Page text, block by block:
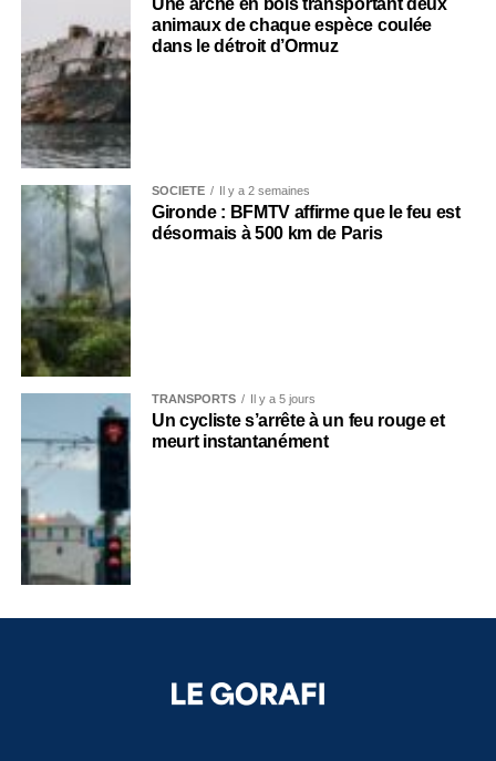
Une arche en bois transportant deux
animaux de chaque espèce coulée
dans le détroit d’Ormuz
SOCIÉTÉ Il y a 2 semaines
Gironde : BFMTV affirme que le feu est
désormais à 500 km de Paris
TRANSPORTS Il y a 5 jours
Un cycliste s’arrête à un feu rouge et
meurt instantanément